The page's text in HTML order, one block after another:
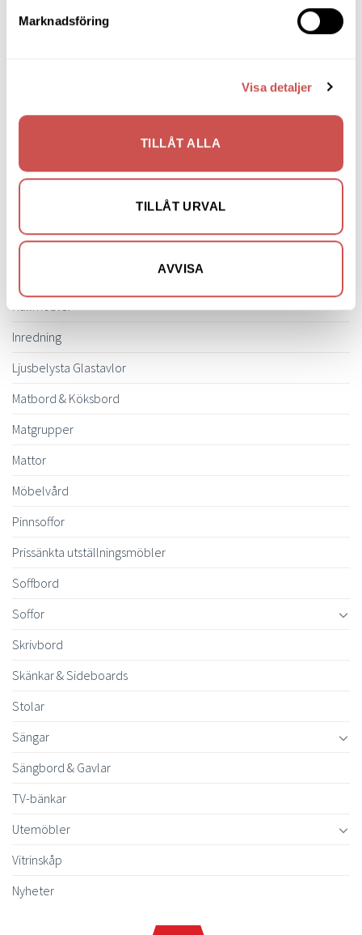
Marknadsföring
Visa detaljer
TILLÅT ALLA
TILLÅT URVAL
AVVISA
Belysning
Byråer
Bänkar & Pallar
Hallmöbler
Inredning
Ljusbelysta Glastavlor
Matbord & Köksbord
Matgrupper
Mattor
Möbelvård
Pinnsoffor
Prissänkta utställningsmöbler
Soffbord
Soffor
Skrivbord
Skänkar & Sideboards
Stolar
Sängar
Sängbord & Gavlar
TV-bänkar
Utemöbler
Vitrinskåp
Nyheter